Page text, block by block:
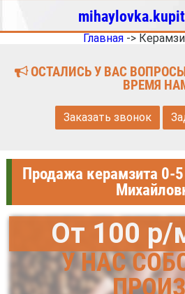
Главная->
ОСТАЛИСЬ У ВАС
ВРЕМЯ
Заказать звонок
Продажа керамзита 0-
От 100
У НАС